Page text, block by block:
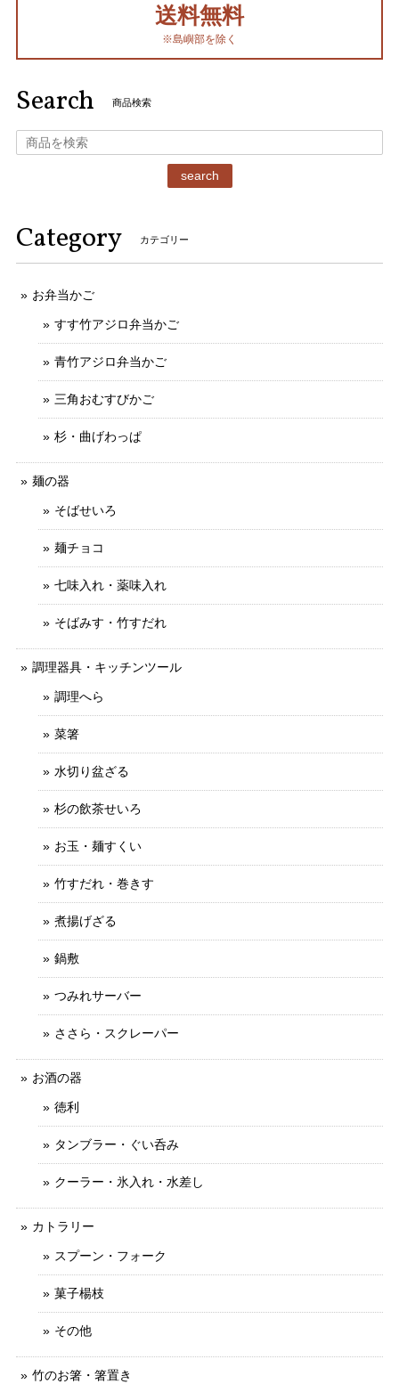
送料無料
※島嶼部を除く
Search 商品検索
search
Category カテゴリー
お弁当かご
すす竹アジロ弁当かご
青竹アジロ弁当かご
三角おむすびかご
杉・曲げわっぱ
麺の器
そばせいろ
麺チョコ
七味入れ・薬味入れ
そばみす・竹すだれ
調理器具・キッチンツール
調理へら
菜箸
水切り盆ざる
杉の飲茶せいろ
お玉・麺すくい
竹すだれ・巻きす
煮揚げざる
鍋敷
つみれサーバー
ささら・スクレーパー
お酒の器
徳利
タンブラー・ぐい呑み
クーラー・氷入れ・水差し
カトラリー
スプーン・フォーク
菓子楊枝
その他
竹のお箸・箸置き